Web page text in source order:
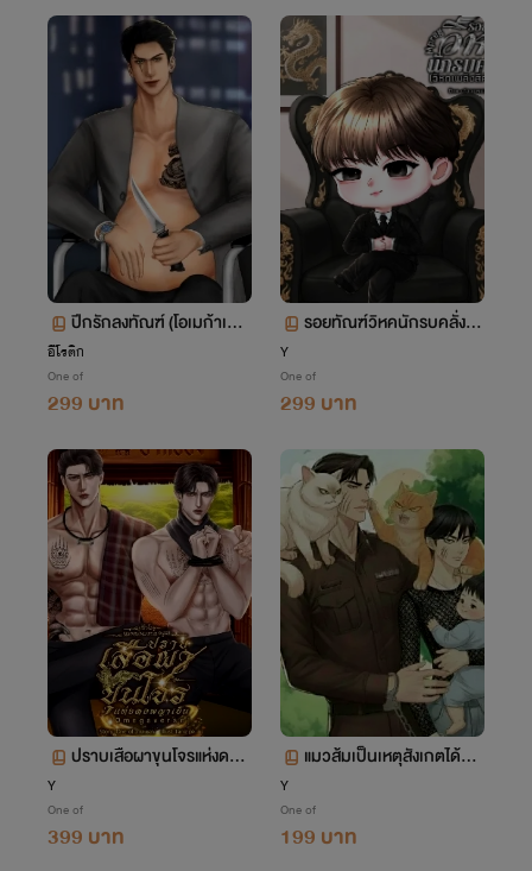
ปีกรักลงทัณฑ์ (โอเมก้าเวิร์
ส)
อีโรติก
One of
299 บาท
รอยทัณฑ์วิหคนักรบคลั่ง M
Y
One of
299 บาท
ปราบเสือผาขุนโจรแห่งดงพ
Y
One of
399 บาท
แมวส้มเป็นเหตุสังเกตได้ว่า
Y
One of
199 บาท